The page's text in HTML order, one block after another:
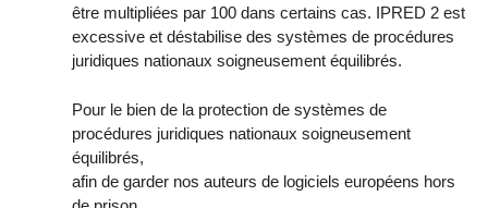
être multipliées par 100 dans certains cas. IPRED 2 est
excessive et déstabilise des systèmes de procédures
juridiques nationaux soigneusement équilibrés.
Pour le bien de la protection de systèmes de
procédures juridiques nationaux soigneusement
équilibrés,
afin de garder nos auteurs de logiciels européens hors